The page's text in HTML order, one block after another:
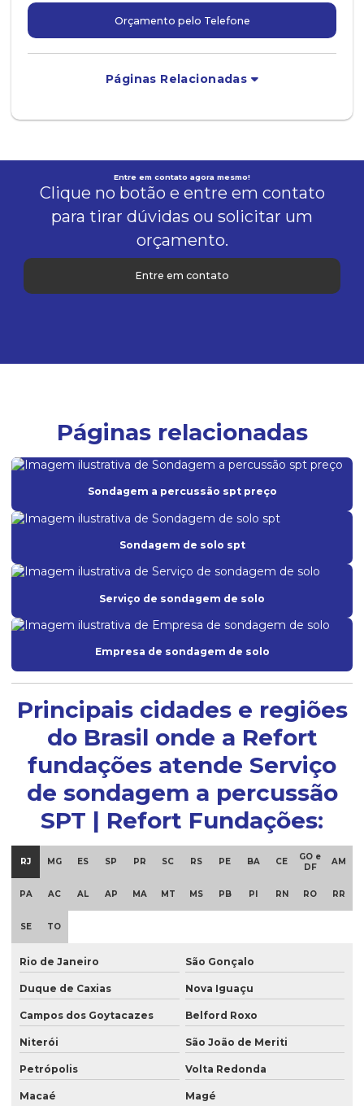
Orçamento pelo Telefone
Páginas Relacionadas
Entre em contato agora mesmo!
Clique no botão e entre em contato
para tirar dúvidas ou solicitar um
orçamento.
Entre em contato
Páginas relacionadas
Sondagem a percussão spt preço
Sondagem de solo spt
Serviço de sondagem de solo
Empresa de sondagem de solo
Principais cidades e regiões
do Brasil onde a Refort
fundações atende Serviço
de sondagem a percussão
SPT | Refort Fundações:
RJ MG ES SP PR SC RS PE BA CE
GO e
DF
AM
PA AC AL AP MA MT MS PB PI RN RO RR
SE TO
Rio de Janeiro São Gonçalo
Duque de Caxias Nova Iguaçu
Campos dos Goytacazes Belford Roxo
Niterói São João de Meriti
Petrópolis Volta Redonda
Macaé Magé